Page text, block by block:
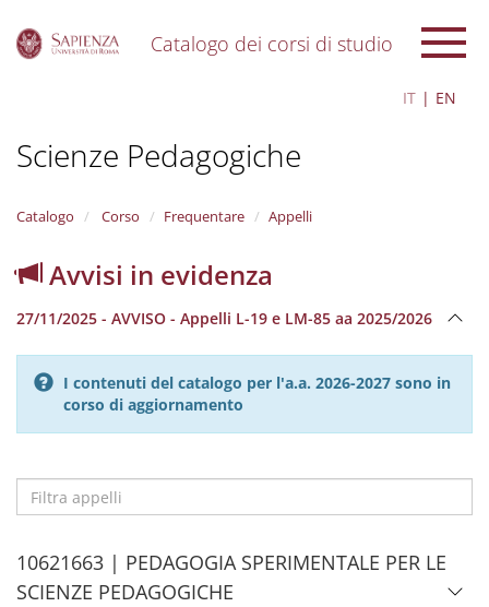
Catalogo dei corsi di studio
IT EN
Scienze Pedagogiche
Catalogo Corso Frequentare Appelli
Avvisi in evidenza
27/11/2025 - AVVISO - Appelli L-19 e LM-85 aa 2025/2026
I contenuti del catalogo per l'a.a. 2026-2027 sono in
corso di aggiornamento
H
i
10621663 | PEDAGOGIA SPERIMENTALE PER LE
SCIENZE PEDAGOGICHE